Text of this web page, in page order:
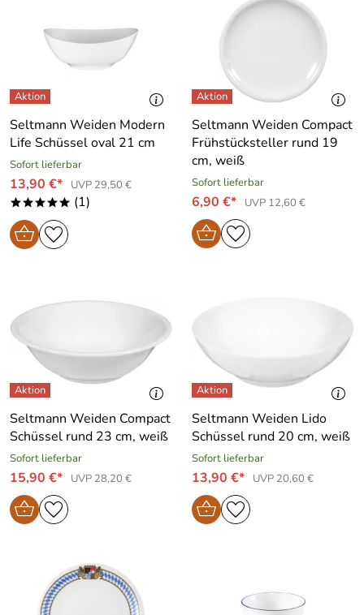
Seltmann Weiden Modern
Life Schüssel oval 21 cm
Sofort lieferbar
13,90 €* UVP 29,50 €
***** (1)
Seltmann Weiden Compact
Frühstücksteller rund 19
cm, weiß
Sofort lieferbar
6,90 €* UVP 12,60 €
Seltmann Weiden Compact
Schüssel rund 23 cm, weiß
Sofort lieferbar
15,90 €* UVP 28,20 €
Seltmann Weiden Lido
Schüssel rund 20 cm, weiß
Sofort lieferbar
13,90 €* UVP 20,60 €